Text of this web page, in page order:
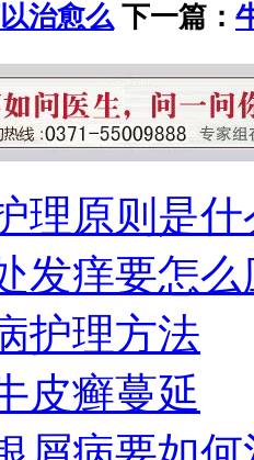
治愈么 下一篇：
理原则是什
发痒要怎么
护理方法
皮癣蔓延